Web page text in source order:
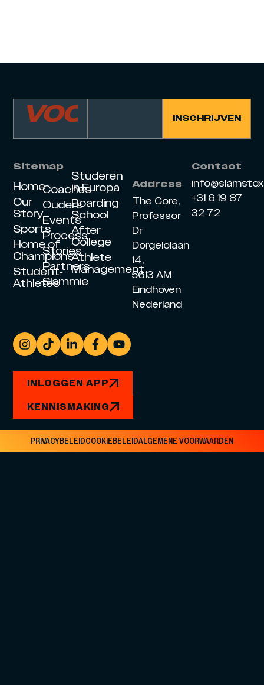
Sitemap
Home
Our
Story
Sports
Home of
Champions
Student-
Athletes
Coaches
Ouders
Events
Process
Stories
Partners
Slammie
Studeren
in Europa
Boarding
School
After
College
Athlete
Management
Address
The Core,
Professor
Dr
Dorgelolaan
14,
5613 AM
Eindhoven
Nederland
Contact
+31 6 19 87
32 72
INLOGGEN APP
KENNISMAKING
PRIVACYBELEIDCOOKIEBELEIDALGEMENE VOORWAARDEN